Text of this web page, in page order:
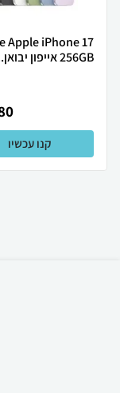
Apple iPhone 17
256GB אייפון יבואן...
קנו עכשיו